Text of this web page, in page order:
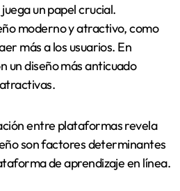
un papel crucial.
moderno y atractivo, como
más a los usuarios. En
un diseño más anticuado
entre plataformas revela
son factores determinantes
de aprendizaje en línea.